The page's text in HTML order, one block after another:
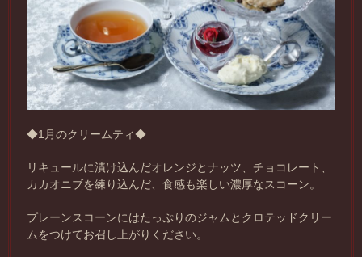
◆1月のクリームティ◆
リキュールに漬け込んだオレンジとナッツ、チョコレート、
カカオニブを練り込んだ、食感も楽しい濃厚なスコーン。
プレーンスコーンにはたっぷりのジャムとクロテッドクリー
ムをつけてお召し上がりください。